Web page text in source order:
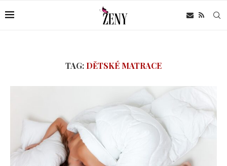
TAG: DĚTSKÉ MATRACE